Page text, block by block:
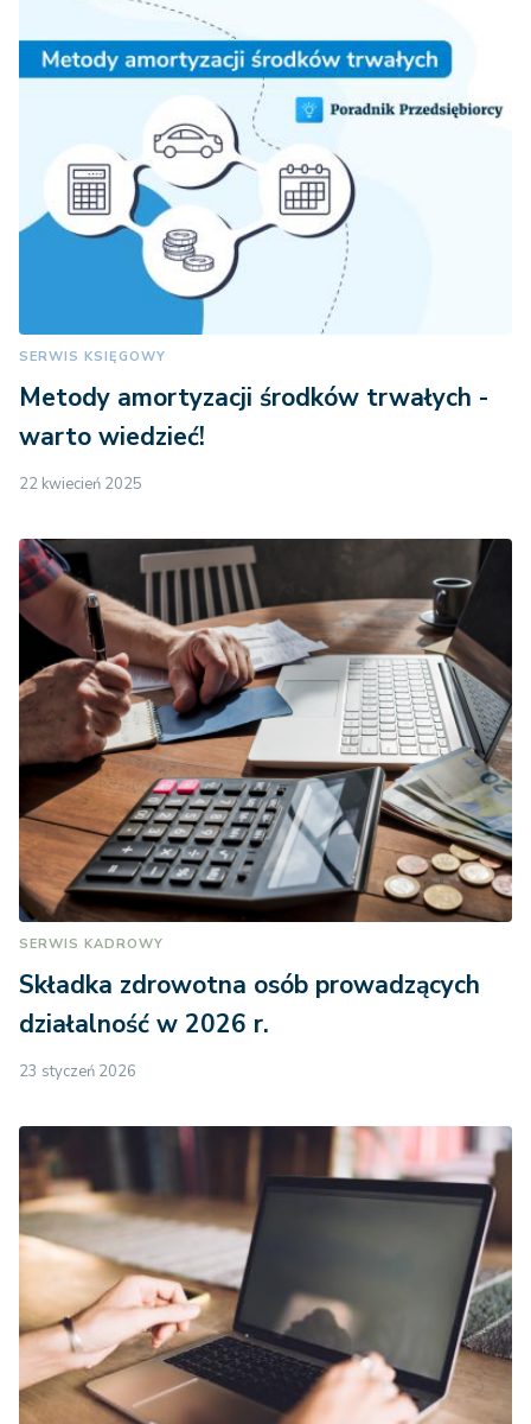
SERWIS KSIĘGOWY
Metody amortyzacji środków trwałych -
warto wiedzieć!
22 kwiecień 2025
SERWIS KADROWY
Składka zdrowotna osób prowadzących
działalność w 2026 r.
23 styczeń 2026